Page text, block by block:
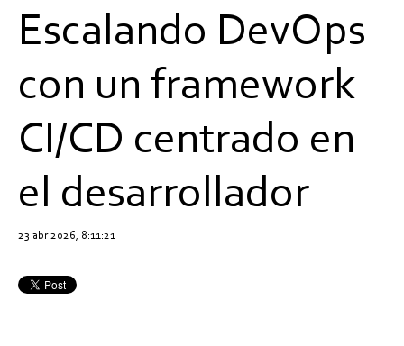
Insights
Escalando DevOps
con un framework
CI/CD centrado en
el desarrollador
23 abr 2026, 8:11:21